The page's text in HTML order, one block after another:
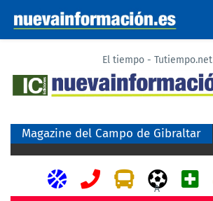
El tiempo - Tutiempo.net
Magazine del Campo de Gibraltar
A